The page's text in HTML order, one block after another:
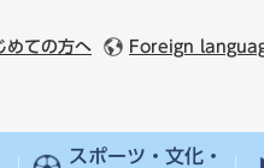
めての方へ Foreign
スポーツ・文化・